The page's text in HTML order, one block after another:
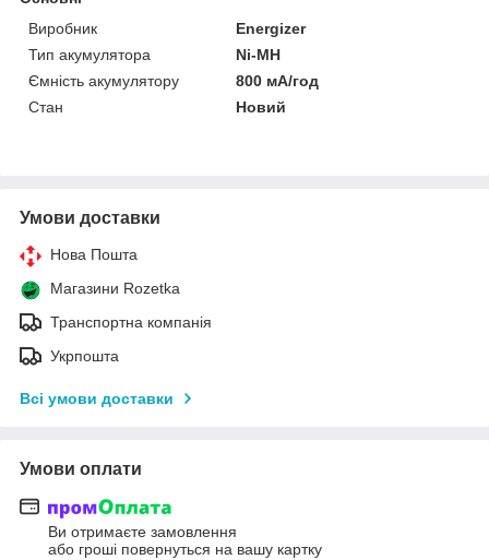
Виробник
Energizer
Тип акумулятора
Ni-MH
Ємність акумулятору
800 мА/год
Стан
Новий
Умови доставки
Нова Пошта
Магазини Rozetka
Транспортна компанія
Укрпошта
Всі умови доставки
Умови оплати
Ви отримаєте замовлення
або гроші повернуться на вашу картку